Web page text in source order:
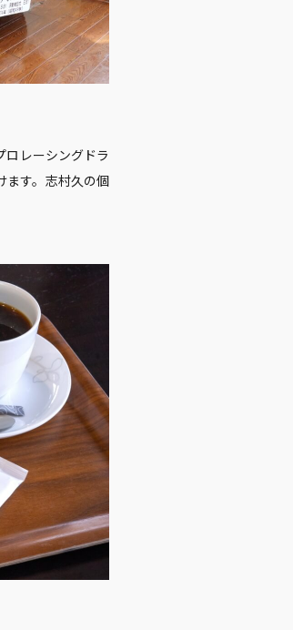
ロレーシングドラ
ます。志村久の個